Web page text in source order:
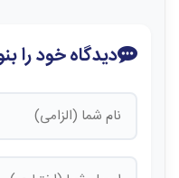
دیدگاه خود را